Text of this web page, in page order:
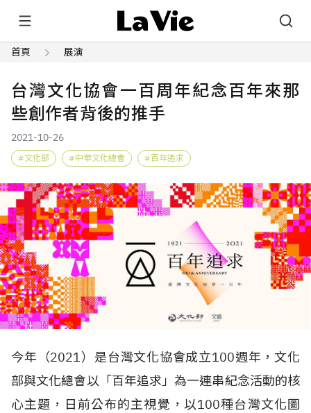
首頁 展演
台灣文化協會一百周年紀念百年來那
些創作者背後的推手
2021-10-26
文化部 中華文化總會 百年追求
今年（2021）是台灣文化協會成立100週年，文化
部與文化總會以「百年追求」為一連串紀念活動的核
心主題，日前公布的主視覺，以100種台灣文化圖